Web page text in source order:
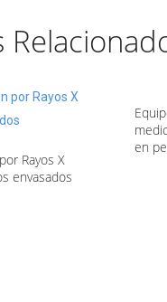
Rayos X
envasados
en